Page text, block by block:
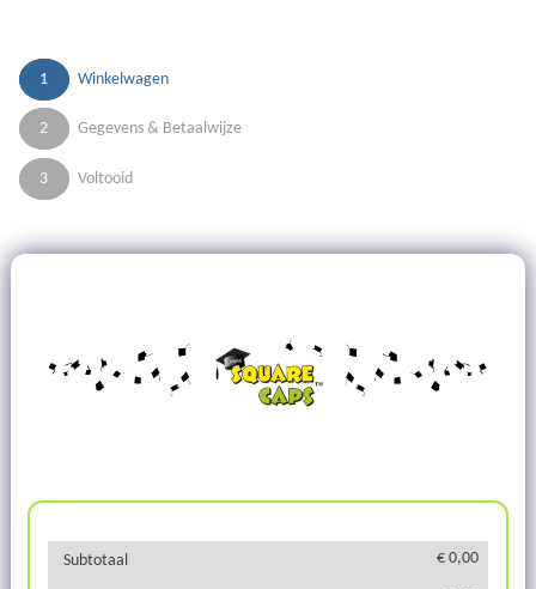
1 Winkelwagen
2 Gegevens & Betaalwijze
3 Voltooid
Subtotaal € 0,00